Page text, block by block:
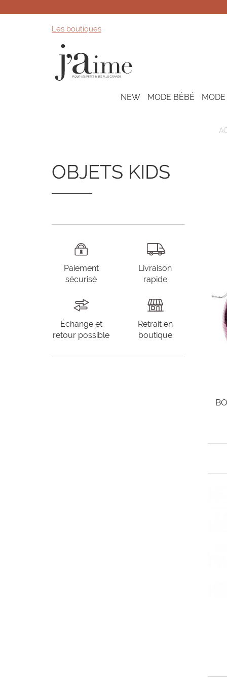
Les boutiques
NEW MODE BÉBÉ
OBJETS KIDS
Paiement
sécurisé
Livraison
rapide
Échange et
retour possible
Retrait en
boutique